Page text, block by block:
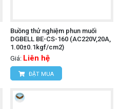
Buồng thử nghiệm phun muối
DGBELL BE-CS-160 (AC220V,20A,
1.00±0.1kgf/cm2)
Giá: Liên hệ
ĐẶT MUA